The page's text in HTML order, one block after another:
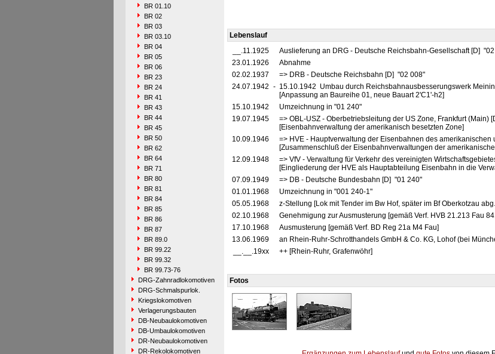
BR 01.10
BR 02
BR 03
BR 03.10
BR 04
BR 05
BR 06
BR 23
BR 24
BR 41
BR 43
BR 44
BR 45
BR 50
BR 62
BR 64
BR 71
BR 80
BR 81
BR 84
BR 85
BR 86
BR 87
BR 89.0
BR 99.22
BR 99.32
BR 99.73-76
DRG-Zahnradlokomotiven
DRG-Schmalspurlok.
Kriegslokomotiven
Verlagerungsbauten
DB-Neubaulokomotiven
DB-Umbaulokomotiven
DR-Neubaulokomotiven
DR-Rekolokomotiven
Lebenslauf
__.11.1925
Auslieferung an DRG - Deutsche Reichsbahn-Gesellschaft [D]
23.01.1926
Abnahme
02.02.1937
=> DRB - Deutsche Reichsbahn [D] "02 008"
24.07.1942 - 15.10.1942 Umbau durch Reichsbahnausbesserungswerk
[Anpassung an Baureihe 01, neue Bauart 2'C1'-h2]
15.10.1942
Umzeichnung in "01 240"
19.07.1945
=> OBL-USZ - Oberbetriebsleitung der US Zone, Frankfurt (Main)
[Eisenbahnverwaltung der amerikanisch besetzten Zone]
10.09.1946
=> HVE - Hauptverwaltung der Eisenbahnen des
[Zusammenschluß der Eisenbahnverwaltungen der
12.09.1948
=> VfV - Verwaltung für Verkehr des vereinigten
[Eingliederung der HVE als Hauptabteilung Eisenbahn in die
07.09.1949
=> DB - Deutsche Bundesbahn [D] "01 240"
01.01.1968
Umzeichnung in "001 240-1"
05.05.1968
z-Stellung [Lok mit Tender im Bw Hof, später im Bf Oberkotzau
02.10.1968
Genehmigung zur Ausmusterung [gemäß Verf. HVB 21.213 Fau
17.10.1968
Ausmusterung [gemäß Verf. BD Reg 21a M4 Fau]
13.06.1969
an Rhein-Ruhr-Schrotthandels GmbH & Co. KG, Lohof (bei
__.__.19xx
++ [Rhein-Ruhr, Grafenwöhr]
Fotos